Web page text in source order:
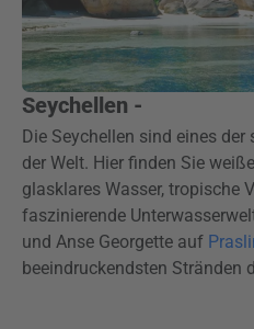
Seychellen -
Die Seychellen sind eines
der Welt. Hier finden Sie
glasklares Wasser, tropische
faszinierende
und Anse Georgette auf
beeindruckendsten Stränden